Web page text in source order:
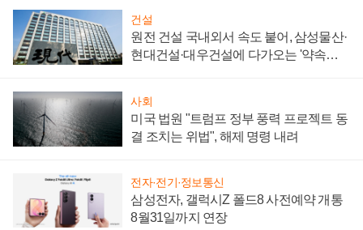
건설
원전 건설 국내외서 속도 붙어, 삼성물산·
현대건설·대우건설에 다가오는 '약속의
사회
미국 법원 "트럼프 정부 풍력 프로젝트 동
결 조치는 위법", 해제 명령 내려
전자·전기·정보통신
삼성전자, 갤럭시Z 폴드8 사전예약 개통
8월31일까지 연장